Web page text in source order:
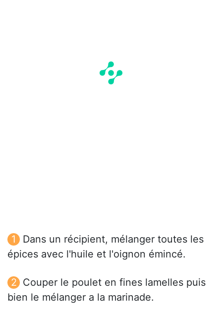
Dans un récipient, mélanger toutes les
épices avec l'huile et l'oignon émincé.
Couper le poulet en fines lamelles puis
bien le mélanger a la marinade.